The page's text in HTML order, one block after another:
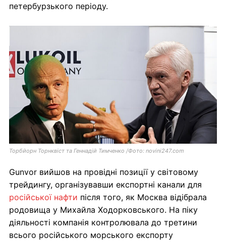
петербурзького періоду.
Торбйорн Торнквіст та Геннадій Тимченко /Фото: novini247.com
Gunvor вийшов на провідні позиції у світовому
трейдингу, організувавши експортні канали для
російської нафти після того, як Москва відібрала
родовища у Михайла Ходорковського. На піку
діяльності компанія контролювала до третини
всього російського морського експорту